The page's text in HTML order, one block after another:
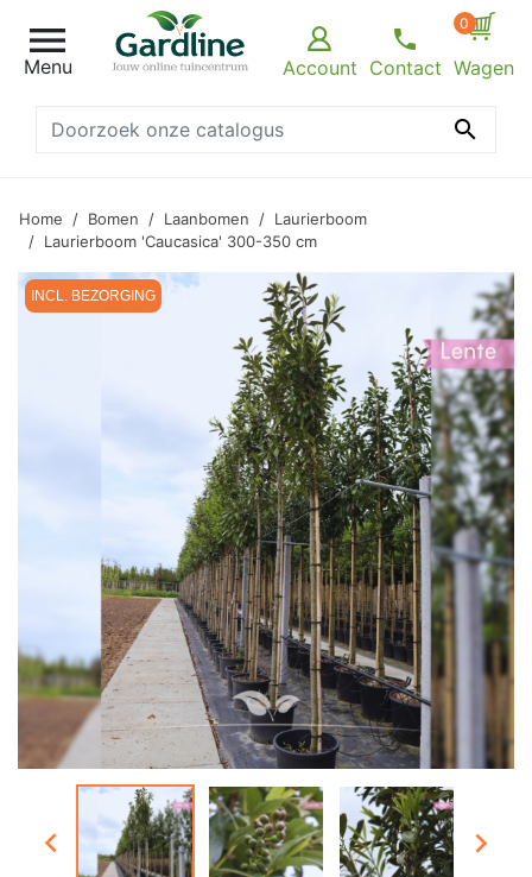

Menu Account Contact
0
Wagen

Home Bomen Laanbomen
Laurierboom
Laurierboom 'Caucasica' 300-350 cm
INCL. BEZORGING
 